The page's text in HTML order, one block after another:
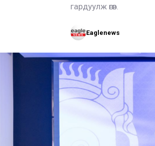
гардуулж өгөв.
Eaglenews